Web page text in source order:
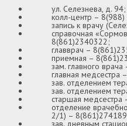
ул. Селезнева, д. 94;
колл-центр –
запись к врачу
справочная
8(861)2340322;
главврач –
приемная –
зам. главного
главная медсестра
зав. отделением
зав. отделением
старшая
отделение
2/1) –
зав. дневным